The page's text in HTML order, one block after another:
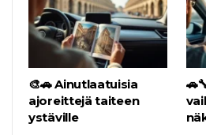
🎨🚗 Ainutlaatuisia
ajoreittejä taiteen
ystäville